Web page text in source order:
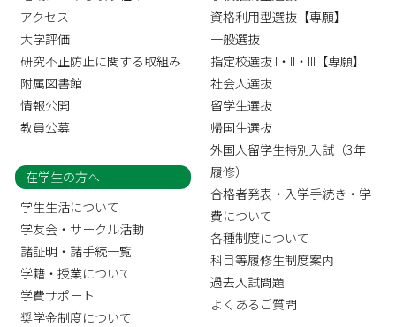
アクセス
大学評価
研究不正防止に関する取組み
附属図書館
情報公開
教員公募
資格利用型選抜【専願】
一般選抜
指定校選抜 I・II・III【専願】
社会人選抜
留学生選抜
帰国生選抜
外国人留学生特別入試（3年
履修）
合格者発表・入学手続き・学
費について
各種制度について
科目等履修生制度案内
過去入試問題
よくあるご質問
在学生の方へ
学生生活について
学友会・サークル活動
諸証明・諸手続一覧
学籍・授業について
学費サポート
奨学金制度について